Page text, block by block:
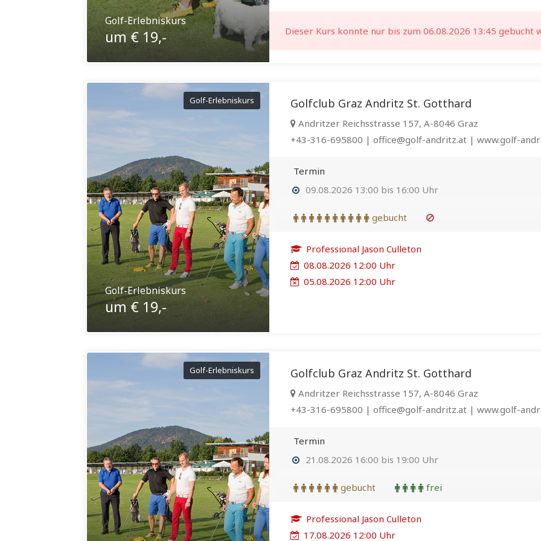
Golf-Erlebniskurs
um € 19,- Dieser Kurs konnte nur bis zum 06.08.2026 13:45 gebucht
Golf-Erlebniskurs
Golf-Erlebniskurs
um € 19,-
Golfclub Graz Andritz St. Gotthard
Andritzer Reichsstrasse 157, A-8046 Graz
+43-316-695800 | office@golf-andritz.at | www.golf-
Termin
09.08.2026 13:00 bis 16:00 Uhr
gebucht
Professional Jason Culleton
08.08.2026 12:00 Uhr
05.08.2026 12:00 Uhr
Golf-Erlebniskurs Golfclub Graz Andritz St. Gotthard
Andritzer Reichsstrasse 157, A-8046 Graz
+43-316-695800 | office@golf-andritz.at | www.golf-
Termin
21.08.2026 16:00 bis 19:00 Uhr
gebucht frei
Professional Jason Culleton
17.08.2026 12:00 Uhr